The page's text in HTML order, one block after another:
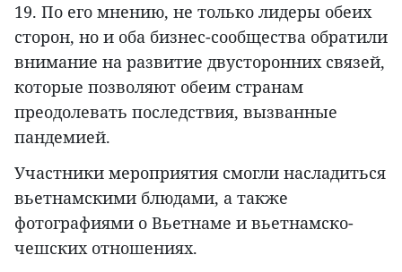
19. По его мнению, не только лидеры обеих
сторон, но и оба бизнес-сообщества обратили
внимание на развитие двусторонних связей,
которые позволяют обеим странам
преодолевать последствия, вызванные
пандемией.
Участники мероприятия смогли насладиться
вьетнамскими блюдами, а также
фотографиями о Вьетнаме и вьетнамско-
чешских отношениях.